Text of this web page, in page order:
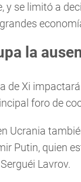
y se limitó a
la
de Xi
foro de
Ucrania
Putin, quien
Lavrov.